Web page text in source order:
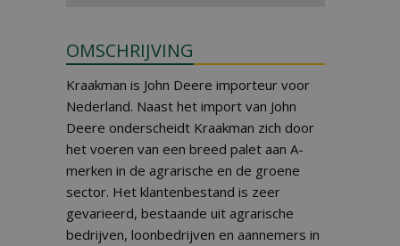
OMSCHRIJVING
Kraakman is John Deere importeur voor
Nederland. Naast het import van John
Deere onderscheidt Kraakman zich door
het voeren van een breed palet aan A-
merken in de agrarische en de groene
sector. Het klantenbestand is zeer
gevarieerd, bestaande uit agrarische
bedrijven, loonbedrijven en aannemers in